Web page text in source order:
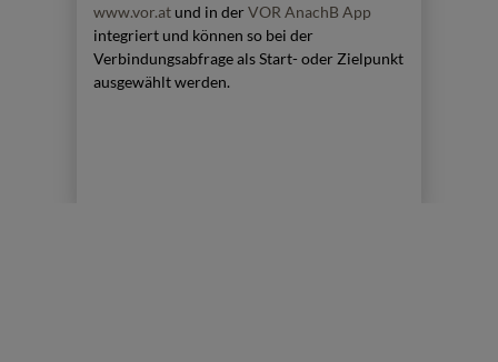
www.vor.at und in derVOR AnachB App
integriert und können so bei der
Verbindungsabfrage als Start- oder Zielpunkt
ausgewählt werden.